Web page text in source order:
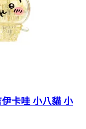
卡哇 小八貓 小